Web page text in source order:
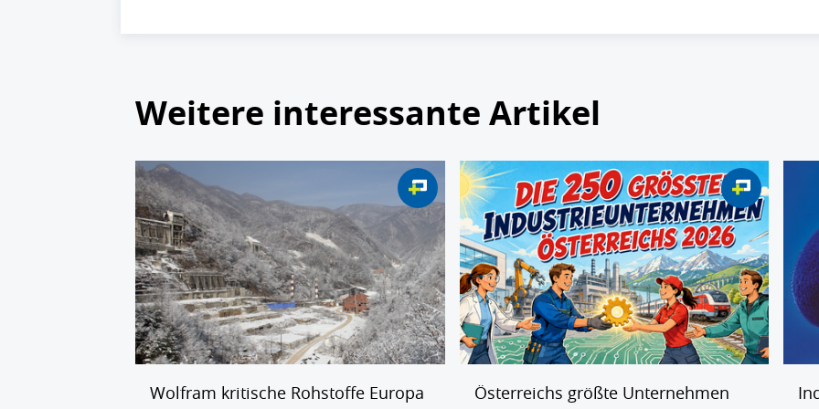
Weitere interessante Artikel
Wolfram kritische Rohstoffe Europa Österreichs größte Unternehmen